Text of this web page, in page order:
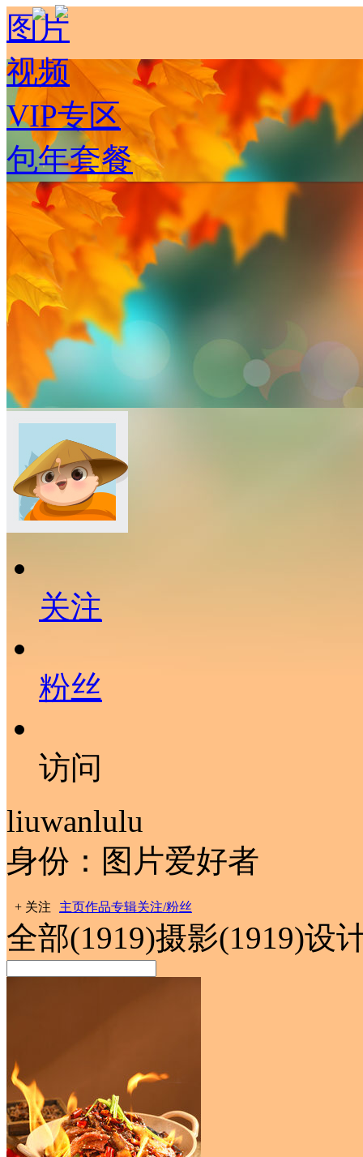
图片
视频
VIP专区
包年套餐
关注
粉丝
访问
liuwanlulu
身份：图片爱好者
+ 关注 主页作品专辑关注/粉丝
全部(1919)摄影(1919)设